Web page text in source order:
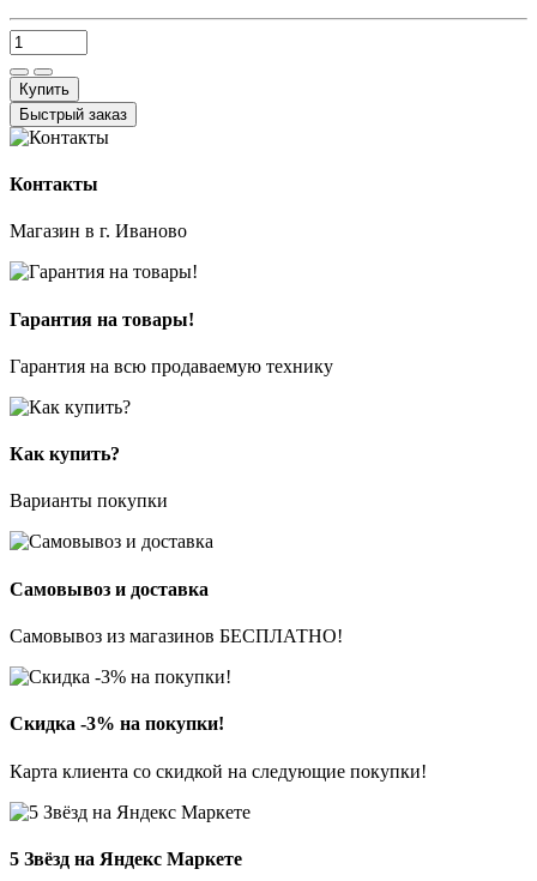
Купить
Быстрый заказ
Контакты
Магазин в г. Иваново
Гарантия на товары!
Гарантия на всю продаваемую технику
Как купить?
Варианты покупки
Самовывоз и доставка
Самовывоз из магазинов БЕСПЛАТНО!
Скидка -3% на покупки!
Карта клиента со скидкой на следующие покупки!
5 Звёзд на Яндекс Маркете